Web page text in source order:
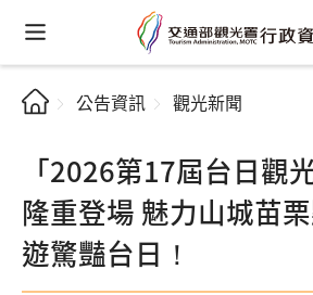
公告資訊 觀光新聞
「2026第17屆台日觀
隆重登場 魅力山城苗
遊驚豔台日！